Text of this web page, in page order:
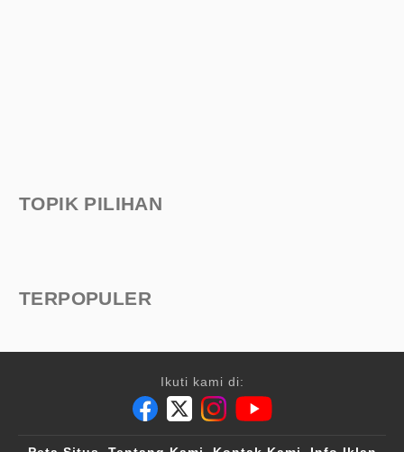
TOPIK PILIHAN
TERPOPULER
Ikuti kami di: